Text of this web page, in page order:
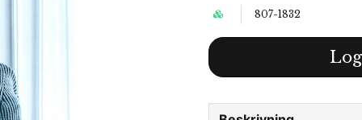
807-1832